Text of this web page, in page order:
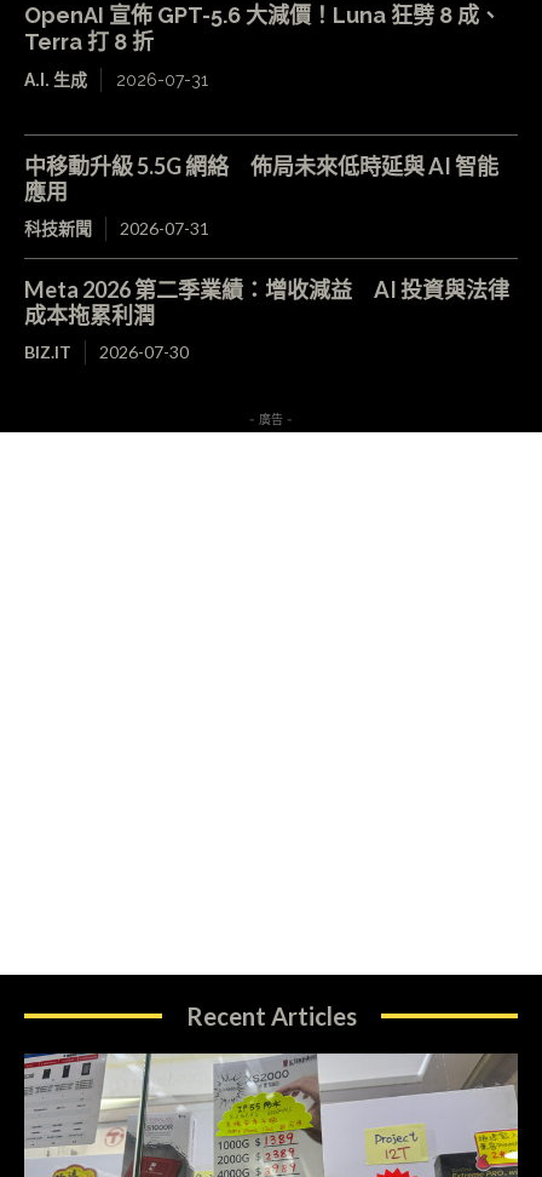
OpenAI 宣佈 GPT-5.6 大減價！Luna 狂劈 8 成、
Terra 打 8 折
A.I. 生成 2026-07-31
中移動升級 5.5G 網絡 佈局未來低時延與 AI 智能
應用
科技新聞 2026-07-31
Meta 2026 第二季業績：增收減益 AI 投資與法律
成本拖累利潤
BIZ.IT 2026-07-30
- 廣告 -
Recent Articles